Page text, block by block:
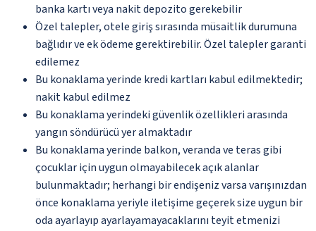
banka kartı veya nakit depozito gerekebilir
Özel talepler, otele giriş sırasında müsaitlik durumuna
bağlıdır ve ek ödeme gerektirebilir. Özel talepler garanti
edilemez
Bu konaklama yerinde kredi kartları kabul edilmektedir;
nakit kabul edilmez
Bu konaklama yerindeki güvenlik özellikleri arasında
yangın söndürücü yer almaktadır
Bu konaklama yerinde balkon, veranda ve teras gibi
çocuklar için uygun olmayabilecek açık alanlar
bulunmaktadır; herhangi bir endişeniz varsa varışınızdan
önce konaklama yeriyle iletişime geçerek size uygun bir
oda ayarlayıp ayarlayamayacaklarını teyit etmenizi